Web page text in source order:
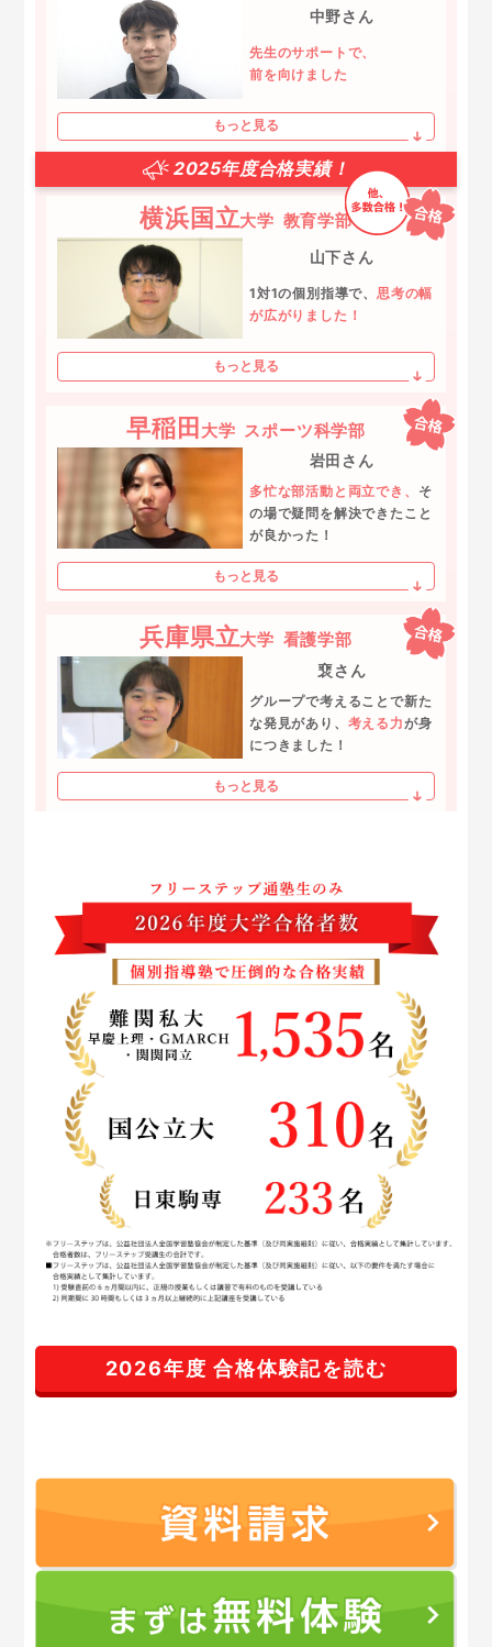
中野さん
先生のサポートで、
前を向けました
もっと見る
2025年度合格実績！
横浜国立大学 教育学部
山下さん
1対1の個別指導で、 思考の幅
が広がりました！
もっと見る
早稲田 大学 スポーツ科学部
岩田さん
多忙な部活動と両立でき、 そ
の場で疑問を解決できたこと
が良かった！
もっと見る
兵庫県立大学 看護学部
裵さん
グループで考えることで新た
な発見があり、 考える力が身
につきました！
もっと見る
2026年度 合格体験記を読む